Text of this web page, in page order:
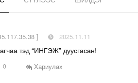
] 2025.11.11
тэд “ИНГЭЖ” дуусгасан!
0 Хариулах